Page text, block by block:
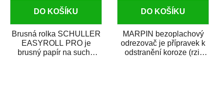
DO KOŠÍKU
Brusná rolka SCHULLER
EASYROLL PRO je
brusný papír na suché
DO KOŠÍKU
MARPIN bezoplachový
odrezovač je přípravek k
odstranění koroze (rzi)